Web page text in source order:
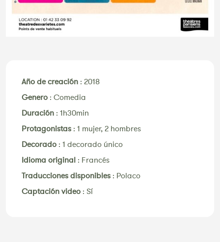
Año de creación : 2018
Genero : Comedia
Duración : 1h30min
Protagonistas : 1 mujer, 2 hombres
Decorado : 1 decorado único
Idioma original : Francés
Traducciones disponibles : Polaco
Captación video : Sí